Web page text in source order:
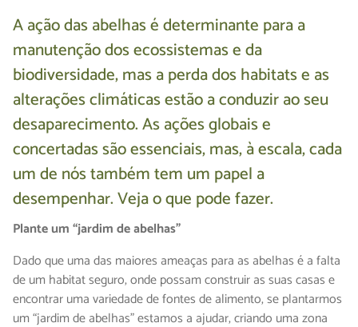
A ação das abelhas é determinante para a
manutenção dos ecossistemas e da
biodiversidade, mas a perda dos habitats e as
alterações climáticas estão a conduzir ao seu
desaparecimento. As ações globais e
concertadas são essenciais, mas, à escala, cada
um de nós também tem um papel a
desempenhar. Veja o que pode fazer.
Plante um “jardim de abelhas”
Dado que uma das maiores ameaças para as abelhas é a falta
de um habitat seguro, onde possam construir as suas casas e
encontrar uma variedade de fontes de alimento, se plantarmos
um “jardim de abelhas” estamos a ajudar, criando uma zona